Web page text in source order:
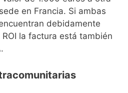
en Francia. Si ambas
debidamente
la factura está también